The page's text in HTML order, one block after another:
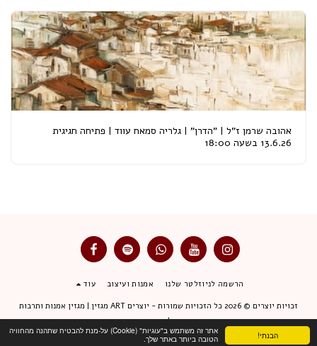
הבנתי!
אתר זה משתמש ב"עוגיות" (Cookie) על-מנת להבטיח שתהנה מהחוויה
הטובה ביותר באתר שלך.
אהובה שרמן ז"ל | "הדרן" | גלריה סמאח עווד | פתיחה חגיגית
13.6.26 בשעה 18:00
הרשמה לניוזלטר שלנו אמנות ועיצוב עוד
זכויות יוצרים © 2026 כל הזכויות שמורות -
יוצרים ART מגזין | מגזין אמנות ותרבות
תנאי שימוש|מדיניות פרטיות